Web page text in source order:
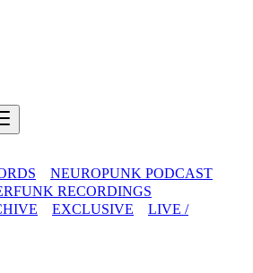
NEUROPUNK PODCAST
RECORDINGS
EXCLUSIVE
LIVE /